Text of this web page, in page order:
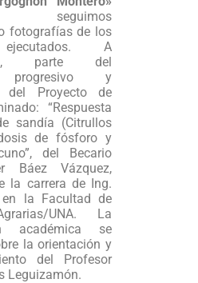
seguimos
fotografías de los
A
parte del
progresivo y
del Proyecto de
“Respuesta
sandía (Citrullos
de fósforo y
del Becario
Báez Vázquez,
la carrera de Ing.
en la Facultad de
UNA. La
académica se
la orientación y
del Profesor
Leguizamón.